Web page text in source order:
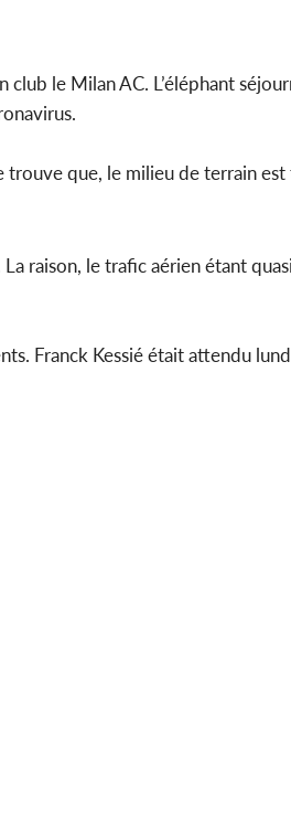
club le Milan AC. L’éléphant
que, le milieu de terrain
raison, le trafic aérien étant
Franck Kessié était attendu